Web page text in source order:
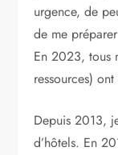
urgence, de
de me
En 2023, tous
ressources)
Depuis 2013,
d’hôtels. En